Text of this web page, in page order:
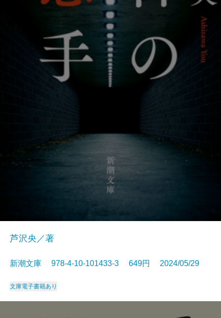
芦沢央／著
新潮文庫 978-4-10-101433-3 649円 2024/05/29
文庫電子書籍あり